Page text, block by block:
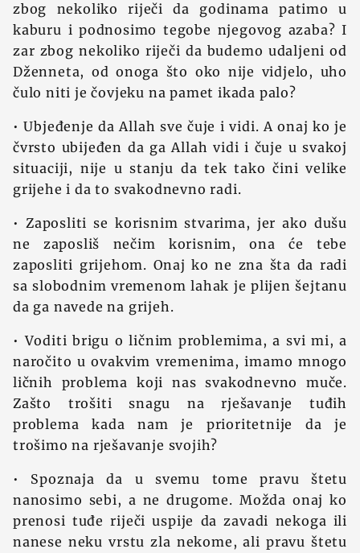
zbog nekoliko riječi da godinama patimo u
kaburu i podnosimo tegobe njegovog azaba? I
zar zbog nekoliko riječi da budemo udaljeni od
Dženneta, od onoga što oko nije vidjelo, uho
čulo niti je čovjeku na pamet ikada palo?
• Ubjeđenje da Allah sve čuje i vidi. A onaj ko je
čvrsto ubijeđen da ga Allah vidi i čuje u svakoj
situaciji, nije u stanju da tek tako čini velike
grijehe i da to svakodnevno radi.
• Zaposliti se korisnim stvarima, jer ako dušu
ne zaposliš nečim korisnim, ona će tebe
zaposliti grijehom. Onaj ko ne zna šta da radi
sa slobodnim vremenom lahak je plijen šejtanu
da ga navede na grijeh.
• Voditi brigu o ličnim problemima, a svi mi, a
naročito u ovakvim vremenima, imamo mnogo
ličnih problema koji nas svakodnevno muče.
Zašto trošiti snagu na rješavanje tuđih
problema kada nam je prioritetnije da je
trošimo na rješavanje svojih?
• Spoznaja da u svemu tome pravu štetu
nanosimo sebi, a ne drugome. Možda onaj ko
prenosi tuđe riječi uspije da zavadi nekoga ili
nanese neku vrstu zla nekome, ali pravu štetu